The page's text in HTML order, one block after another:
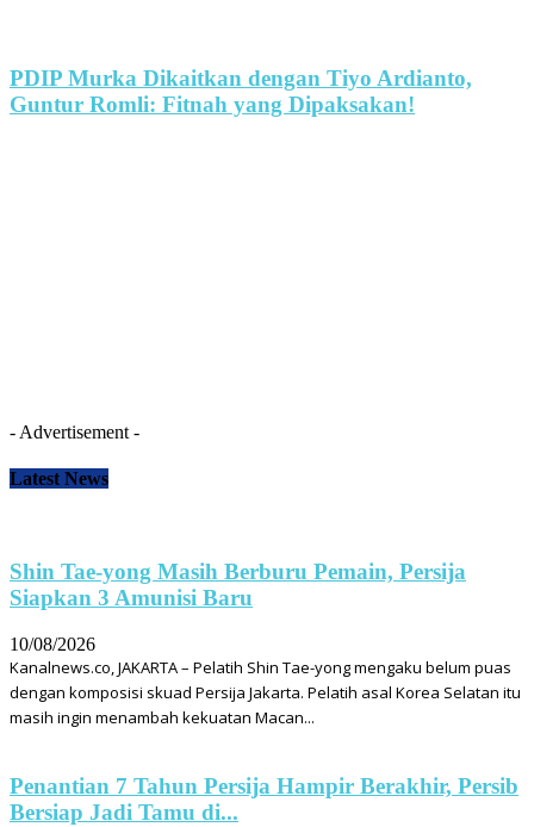
PDIP Murka Dikaitkan dengan Tiyo Ardianto,
Guntur Romli: Fitnah yang Dipaksakan!
- Advertisement -
Latest News
Shin Tae-yong Masih Berburu Pemain, Persija
Siapkan 3 Amunisi Baru
10/08/2026
Kanalnews.co, JAKARTA – Pelatih Shin Tae-yong mengaku belum puas
dengan komposisi skuad Persija Jakarta. Pelatih asal Korea Selatan itu
masih ingin menambah kekuatan Macan...
Penantian 7 Tahun Persija Hampir Berakhir, Persib
Bersiap Jadi Tamu di...